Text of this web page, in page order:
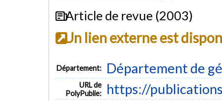
Article de revue (2003)
Un lien externe est
Département: Département de
URL de
PolyPublie:
https://